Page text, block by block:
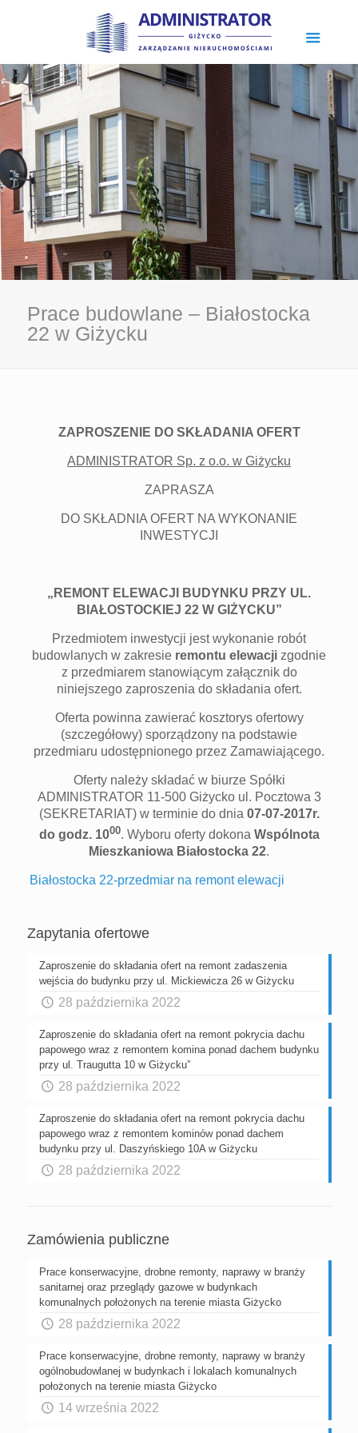
Prace budowlane – Białostocka
22 w Giżycku
ZAPROSZENIE DO SKŁADANIA OFERT
ADMINISTRATOR Sp. z o.o. w Giżycku
ZAPRASZA
DO SKŁADNIA OFERT NA WYKONANIE
INWESTYCJI
„REMONT ELEWACJI BUDYNKU PRZY UL.
BIAŁOSTOCKIEJ 22 W GIŻYCKU”
Przedmiotem inwestycji jest wykonanie robót
budowlanych w zakresie remontu elewacji zgodnie
z przedmiarem stanowiącym załącznik do
niniejszego zaproszenia do składania ofert.
Oferta powinna zawierać kosztorys ofertowy
(szczegółowy) sporządzony na podstawie
przedmiaru udostępnionego przez Zamawiającego.
Oferty należy składać w biurze Spółki
ADMINISTRATOR 11-500 Giżycko ul. Pocztowa 3
(SEKRETARIAT) w terminie do dnia 07-07-2017r.
do godz. 1000. Wyboru oferty dokona Wspólnota
Mieszkaniowa Białostocka 22.
Białostocka 22-przedmiar na remont elewacji
Zapytania ofertowe
Zaproszenie do składania ofert na remont zadaszenia
wejścia do budynku przy ul. Mickiewicza 26 w Giżycku
28 października 2022
Zaproszenie do składania ofert na remont pokrycia dachu
papowego wraz z remontem komina ponad dachem budynku
przy ul. Traugutta 10 w Giżycku”
28 października 2022
Zaproszenie do składania ofert na remont pokrycia dachu
papowego wraz z remontem kominów ponad dachem
budynku przy ul. Daszyńskiego 10A w Giżycku
28 października 2022
Zamówienia publiczne
Prace konserwacyjne, drobne remonty, naprawy w branży
sanitarnej oraz przeglądy gazowe w budynkach
komunalnych położonych na terenie miasta Giżycko
28 października 2022
Prace konserwacyjne, drobne remonty, naprawy w branży
ogólnobudowlanej w budynkach i lokalach komunalnych
położonych na terenie miasta Giżycko
14 września 2022